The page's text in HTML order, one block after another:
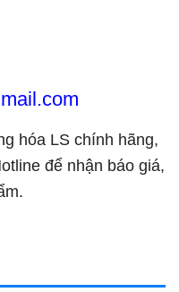
hóa LS chính hãng,
để nhận báo giá,